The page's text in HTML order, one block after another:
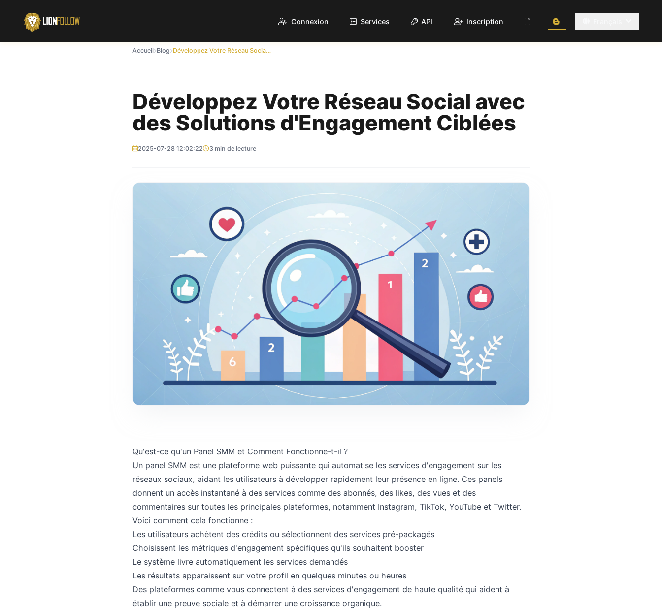
Connexion Services API Inscription
Accueil Blog Développez Votre Réseau Social avec des Solutions d'Engagement Ciblées
Développez Votre Réseau Social avec
des Solutions d'Engagement Ciblées
2025-07-28 12:02:22 3 min de lecture
Qu'est-ce qu'un Panel SMM et Comment Fonctionne-t-il ?
Un panel SMM est une plateforme web puissante qui automatise les services d'engagement sur les
réseaux sociaux, aidant les utilisateurs à développer rapidement leur présence en ligne. Ces panels
donnent un accès instantané à des services comme des abonnés, des likes, des vues et des
commentaires sur toutes les principales plateformes, notamment Instagram, TikTok, YouTube et Twitter.
Voici comment cela fonctionne :
Les utilisateurs achètent des crédits ou sélectionnent des services pré-packagés
Choisissent les métriques d'engagement spécifiques qu'ils souhaitent booster
Le système livre automatiquement les services demandés
Les résultats apparaissent sur votre profil en quelques minutes ou heures
Des plateformes comme vous connectent à des services d'engagement de haute qualité qui aident à
établir une preuve sociale et à démarrer une croissance organique.